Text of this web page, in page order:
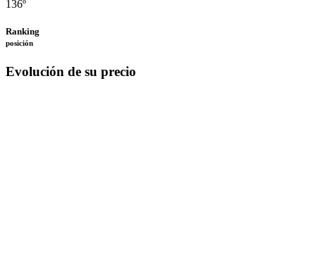
136º
Ranking
posición
Evolución de su precio